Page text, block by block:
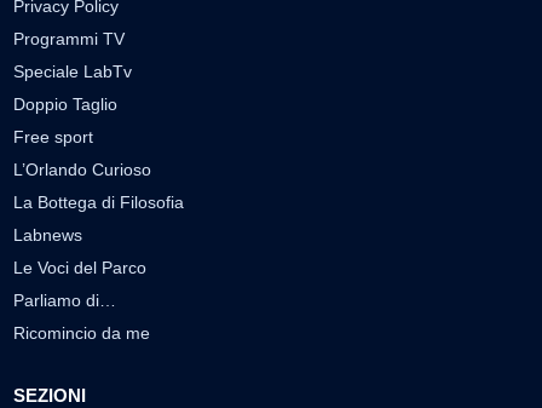
Privacy Policy
Programmi TV
Speciale LabTv
Doppio Taglio
Free sport
L’Orlando Curioso
La Bottega di Filosofia
Labnews
Le Voci del Parco
Parliamo di…
Ricomincio da me
SEZIONI